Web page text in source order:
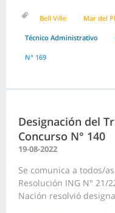
Bell Ville Mar del
Técnico Administrativo
N° 169
Designación del
Concurso N° 140
19-08-2022
Se comunica a todos/
Resolución ING N° 21/
Nación resolvió